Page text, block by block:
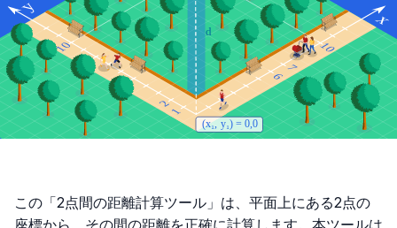
この「2点間の距離計算ツール」は、平面上にある2点の
座標から、その間の距離を正確に計算します。本ツールは